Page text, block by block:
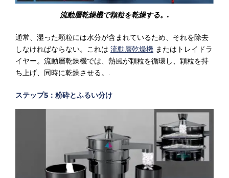
流動層乾燥機で顆粒を乾燥する。.
通常、湿った顆粒には水分が含まれているため、それを除去
しなければならない。これは 流動層乾燥機 またはトレイドラ
イヤー。流動層乾燥機では、熱風が顆粒を循環し、顆粒を持
ち上げ、同時に乾燥させる。.
ステップ5：粉砕とふるい分け